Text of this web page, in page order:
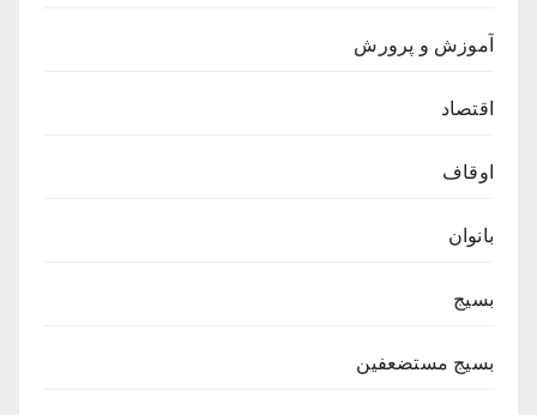
آموزش و پرورش
اقتصاد
اوقاف
بانوان
بسیج
بسیج مستضعفین